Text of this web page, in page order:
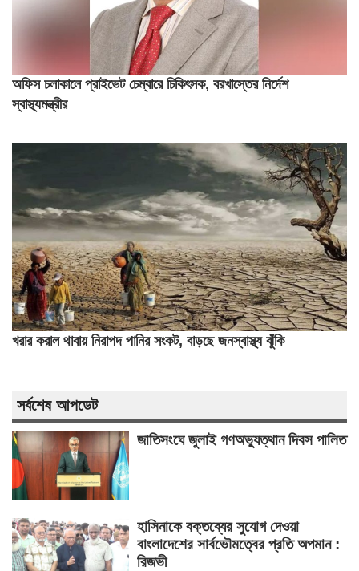
অফিস চলাকালে প্রাইভেট চেম্বারে চিকিৎসক, বরখাস্তের নির্দেশ
স্বাস্থ্যমন্ত্রীর
খরার করাল থাবায় নিরাপদ পানির সংকট, বাড়ছে জনস্বাস্থ্য ঝুঁকি
সর্বশেষ আপডেট
জাতিসংঘে জুলাই গণঅভ্যুত্থান দিবস পালিত
হাসিনাকে বক্তব্যের সুযোগ দেওয়া
বাংলাদেশের সার্বভৌমত্বের প্রতি অপমান :
রিজভী